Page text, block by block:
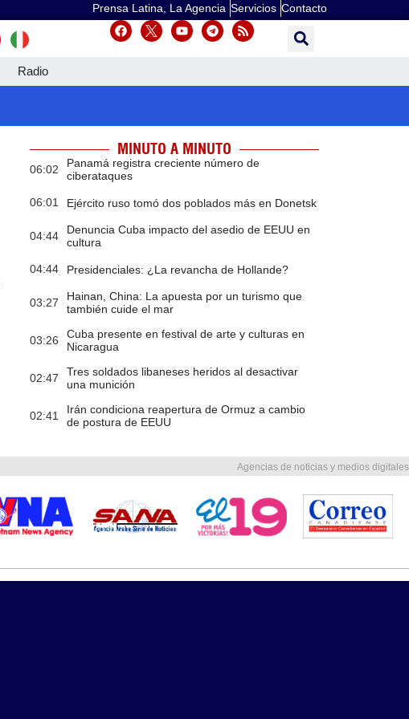
Prensa Latina, La Agencia Servicios Contacto
Radio
MINUTO A MINUTO
06:02
Panamá registra creciente número de
ciberataques
06:01 Ejército ruso tomó dos poblados más en Donetsk
04:44
Denuncia Cuba impacto del asedio de EEUU en
cultura
04:44 Presidenciales: ¿La revancha de Hollande?
03:27
Hainan, China: La apuesta por un turismo que
también cuide el mar
03:26
Cuba presente en festival de arte y culturas en
Nicaragua
02:47
Tres soldados libaneses heridos al desactivar
una munición
02:41
Irán condiciona reapertura de Ormuz a cambio
de postura de EEUU
Agencias de noticias y medios digitales